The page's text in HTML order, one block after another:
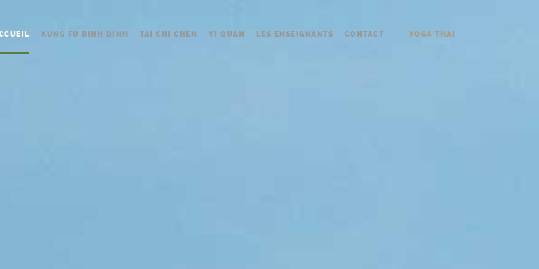
KUNG FU BINH DINH TAI CHI CHEN YI QUAN LES ENSEIGNANTS CONTACT YOGA THAI